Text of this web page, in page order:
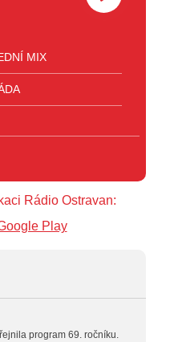
MIX
HEAVY
Rádio Ostravan:
program 69. ročníku.